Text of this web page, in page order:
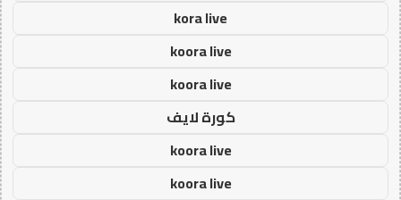
kora live
koora live
koora live
كورة لايف
koora live
koora live